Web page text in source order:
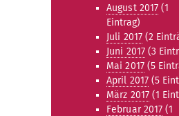
August 2017 (1
Eintrag)
Juli 2017(2
Juni 2017(3
Mai 2017(5
April 2017 (5
März 2017(1
Februar 2017 (1